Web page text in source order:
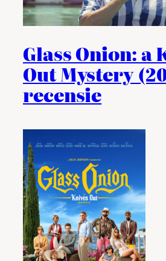
Glass Onion: a
Out Mystery
recensie